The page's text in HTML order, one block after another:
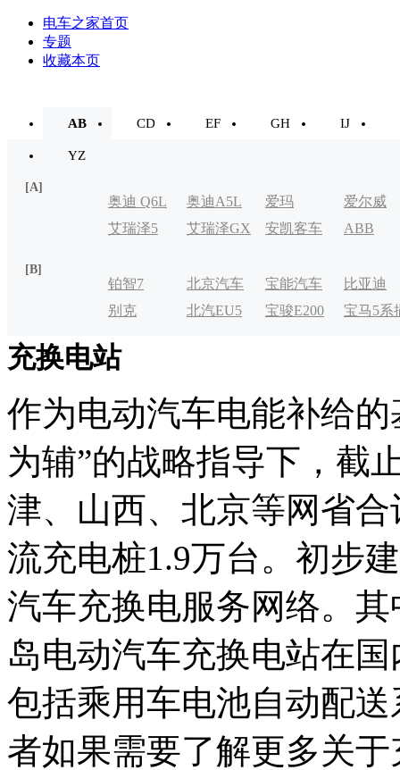
电车之家首页
专题
收藏本页
AB CD EF GH IJ
YZ
[A]
奥迪 Q6L
e-tron
奥迪A5L 爱玛
爱尔威
艾瑞泽5
艾瑞泽GX 安凯客车 ABB
[B]
铂智7 北京汽车
制造厂
宝能汽车
比亚迪
别克
VELITE
北汽EU5 宝骏E200 宝马5系
充换电站
作为电动汽车电能补给
为辅”的战略指导下，截
津、山西、北京等网省
流充电桩1.9万台。初步
汽车充换电服务网络。
岛电动汽车充换电站在
包括乘用车电池自动配
者如果需要了解更多关